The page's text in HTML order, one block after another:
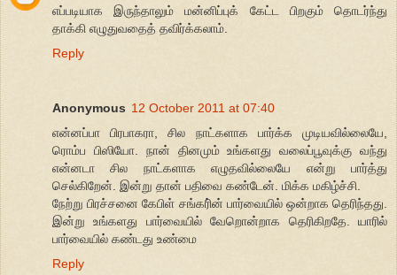
எப்படியாக இருந்தாலும் மன்னிப்புக் கேட்ட பிறகும் தொடர்ந்து
தாக்கி எழுதுவதைத் தவிர்க்கலாம்.
Reply
Anonymous 12 October 2011 at 07:40
என்னப்பா பிரபாகரா, சில நாட்களாக பார்க்க முடியவில்லையே,
ரொம்ப பிஸியோ. நான் தினமும் உங்களது வலைப்பூவுக்கு வந்து
என்னடா சில நாட்களாக எழுதவில்லையே என்று பார்த்து
செல்கிறேன். இன்று தான் பதிவை கண்டேன். மிக்க மகிழ்ச்சி.
நேற்று பிரச்சனை கேபிள் சங்கரி்ன் பார்வையில் ஒன்றாக தெரிந்தது.
இன்று உங்களது பார்வையில் வேறொன்றாக தெரிகிறதே. யாரில்
பார்வையில் கண்டது உண்மை
Reply